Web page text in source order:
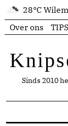
28°C
Over ons
Sinds 2010